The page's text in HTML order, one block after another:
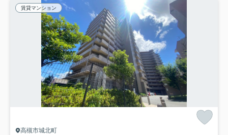
賃貸マンション
高槻市城北町